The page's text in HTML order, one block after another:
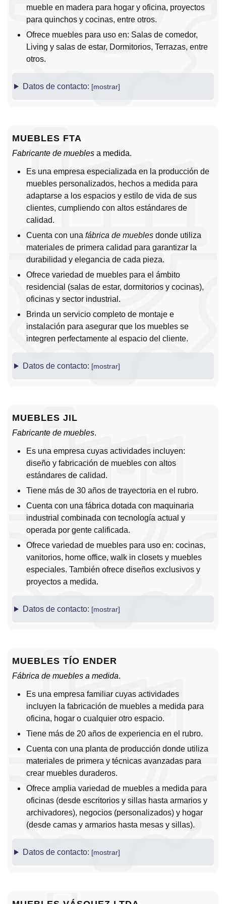
mueble en madera para hogar y oficina, proyectos
para quinchos y cocinas, entre otros.
Ofrece muebles para uso en: Salas de comedor,
Living y salas de estar, Dormitorios, Terrazas, entre
otros.
Datos de contacto:
MUEBLES FTA
Fabricante de muebles a medida.
Es una empresa especializada en la producción de
muebles personalizados, hechos a medida para
adaptarse a los espacios y estilo de vida de sus
clientes, cumpliendo con altos estándares de
calidad.
Cuenta con una fábrica de muebles donde utiliza
materiales de primera calidad para garantizar la
durabilidad y elegancia de cada pieza.
Ofrece variedad de muebles para el ámbito
residencial (salas de estar, dormitorios y cocinas),
oficinas y sector industrial.
Brinda un servicio completo de montaje e
instalación para asegurar que los muebles se
integren perfectamente al espacio del cliente.
Datos de contacto:
MUEBLES JIL
Fabricante de muebles.
Es una empresa cuyas actividades incluyen:
diseño y fabricación de muebles con altos
estándares de calidad.
Tiene más de 30 años de trayectoria en el rubro.
Cuenta con una fábrica dotada con maquinaria
industrial combinada con tecnología actual y
operada por gente calificada.
Ofrece variedad de muebles para uso en: cocinas,
vanitorios, home office, walk in closets y muebles
especiales. También ofrece diseños exclusivos y
proyectos a medida.
Datos de contacto:
MUEBLES TÍO ENDER
Fábrica de muebles a medida.
Es una empresa familiar cuyas actividades
incluyen la fabricación de muebles a medida para
oficina, hogar o cualquier otro espacio.
Tiene más de 20 años de experiencia en el rubro.
Cuenta con una planta de producción donde utiliza
materiales de primera y técnicas avanzadas para
crear muebles duraderos.
Ofrece amplia variedad de muebles a medida para
oficinas (desde escritorios y sillas hasta armarios y
archivadores), negocios (personalizados) y hogar
(desde camas y armarios hasta mesas y sillas).
Datos de contacto: